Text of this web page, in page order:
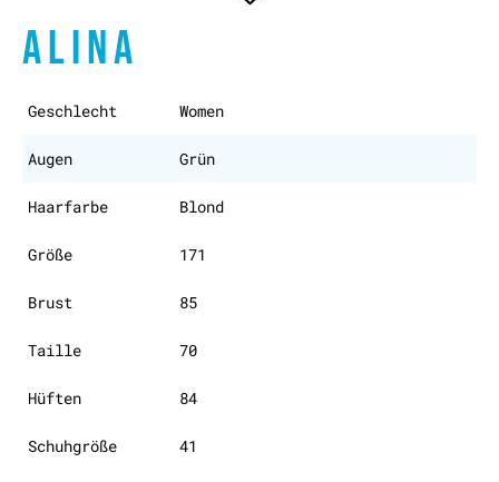
ALINA
Geschlecht Women
Augen Grün
Haarfarbe Blond
Größe 171
Brust 85
Taille 70
Hüften 84
Schuhgröße 41